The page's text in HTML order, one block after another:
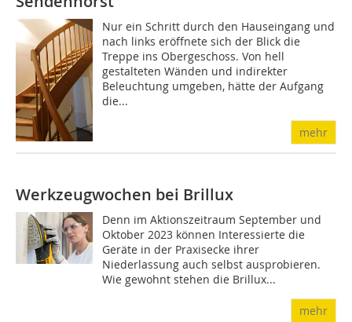
Nur ein Schritt durch den Hauseingang und
nach links eröffnete sich der Blick die
Treppe ins Obergeschoss. Von hell
gestalteten Wänden und indirekter
Beleuchtung umgeben, hätte der Aufgang
die...
mehr
Werkzeugwochen bei Brillux
Denn im Aktionszeitraum September und
Oktober 2023 können Interessierte die
Geräte in der Praxisecke ihrer
Niederlassung auch selbst ausprobieren.
Wie gewohnt stehen die Brillux...
mehr